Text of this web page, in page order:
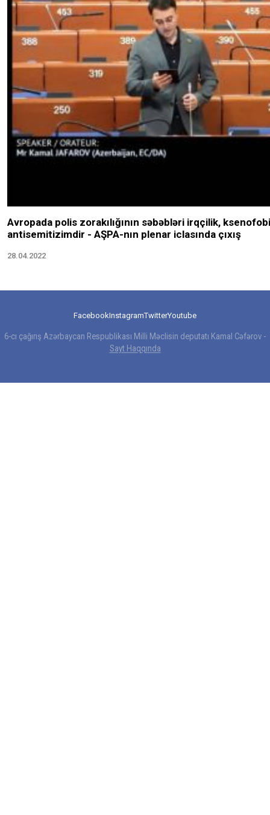
Avropada polis zorakılığının səbəbləri irqçilik,
antisemitizimdir - AŞPA-nın plenar iclasında çıxış
28.04.2022
FacebookInstagramTwitterYoutube
6-cı çağırış Azərbaycan Respublikası Milli Məclisin deputatı Kamal Cəfərov -
Sayt Haqqında